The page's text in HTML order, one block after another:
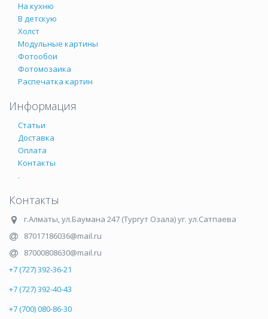
На кухню
В детскую
Холст
Модульные картины
Фотообои
Фотомозаика
Распечатка картин
Информация
Статьи
Доставка
Оплата
Контакты
.
Контакты
г.Алматы ул.Баумана 247 (Тургут Озала) уг. ул.Сатпаева
87017186036@mail.ru
87000808630@mail.ru
+7 (727) 392-36-21
+7 (727) 392-40-43
+7 (700) 080-86-30